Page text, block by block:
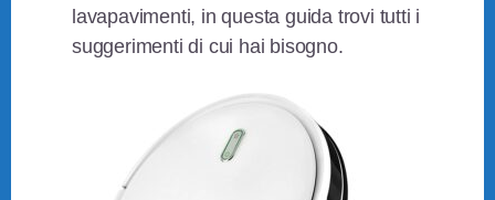
lavapavimenti, in questa guida trovi tutti i
suggerimenti di cui hai bisogno.